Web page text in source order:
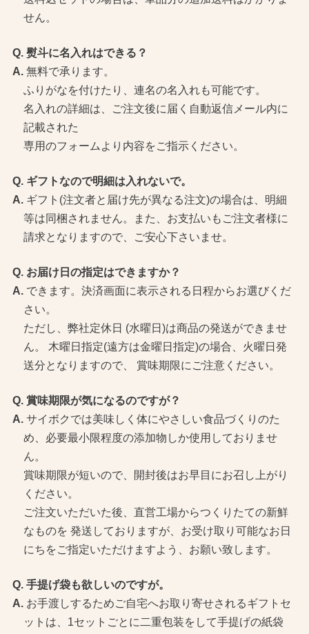
せん。
熨斗に名入れはできる？
無料で承ります。
ふりがなを付けたり、連名の名入れも可能です。
名入れの詳細は、ご注文後に届く自動返信メール内に
記載された
専用のフォームより内容をご指示ください。
ギフトなので明細は入れないで。
ギフト(注文者と届け先が異なる注文)の場合は、明細
等は同梱されません。また、お支払いもご注文者様に
請求となりますので、ご安心下さいませ。
お届け日の指定はできますか？
できます。決済画面に表示される日程からお選びくだ
さい。
ただし、弊社定休日 (水曜日)は商品の発送ができませ
ん。 木曜日指定(遠方は金曜日指定)の場合、火曜日発
送分となりますので、 賞味期限にご注意ください。
賞味期限が気になるのですが？
サイボクでは美味しく体にやさしい食品づくりのた
め、必要最小限程度の添加物しか使用しておりませ
ん。
賞味期限が短いので、開封後はお早目にお召し上がり
ください。
ご注文いただいた後、直営工場からつくりたての新鮮
なものを 発送しておりますが、お受け取り可能なお日
にちをご指定いただけますよう、お願い致します。
手提げ袋も欲しいのですが。
お手渡しするためご自宅へお取り寄せされるギフトセ
ットは、1セットごとに二重包装をして手提げの紙袋